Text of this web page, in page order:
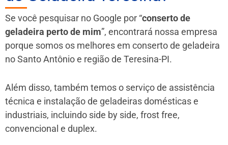
Se você pesquisar no Google por “conserto de
geladeira perto de mim”, encontrará nossa empresa
porque somos os melhores em conserto de geladeira
no Santo Antônio e região de Teresina-PI.
Além disso, também temos o serviço de assistência
técnica e instalação de geladeiras domésticas e
industriais, incluindo side by side, frost free,
convencional e duplex.